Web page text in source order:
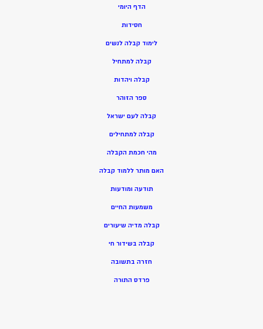
הדף היומי
חסידות
לימוד קבלה לנשים
קבלה למתחיל
קבלה ויהדות
ספר הזוהר
קבלה לעם ישראל
קבלה למתחילים
מהי חכמת הקבלה
האם מותר ללמוד קבלה
תודעה ומודעות
משמעות החיים
קבלה מדיה שיעורים
קבלה בשידור חי
חזרה בתשובה
פרדס התורה